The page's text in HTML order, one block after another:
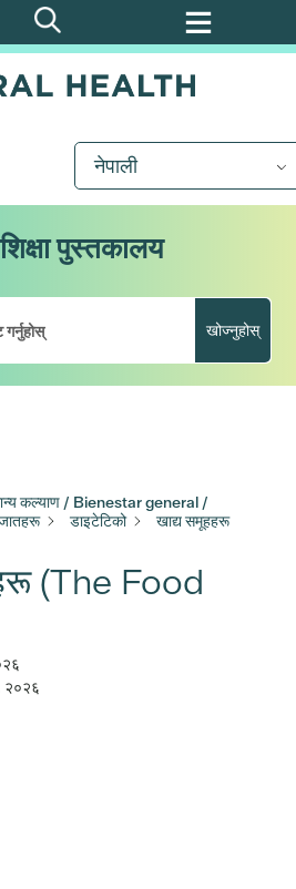
नेपाली
शिक्षा पुस्तकालय
खोज्नुहोस्
कल्याण / Bienestar general /
डाइटेटिको
खाद्य समूहहरू
(The Food
२०२६